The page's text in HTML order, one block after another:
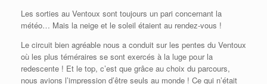
Les sorties au Ventoux sont toujours un pari concernant la
météo… Mais la neige et le soleil étaient au rendez-vous !
Le circuit bien agréable nous a conduit sur les pentes du Ventoux
où les plus téméraires se sont exercés à la luge pour la
redescente ! Et le top, c’est que grâce au choix du parcours,
nous avions l’impression d’être seuls au monde ! Ce qui n’était